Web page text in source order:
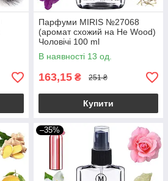
Парфуми MIRIS №27068
(аромат схожий на He Wood)
Чоловічі 100 ml
В наявності 13 од.
163,15 ₴ 251 ₴
Купити
–35%